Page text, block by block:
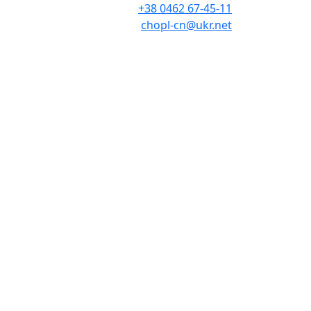
+38 0462 67-45-11
chopl-cn@ukr.net